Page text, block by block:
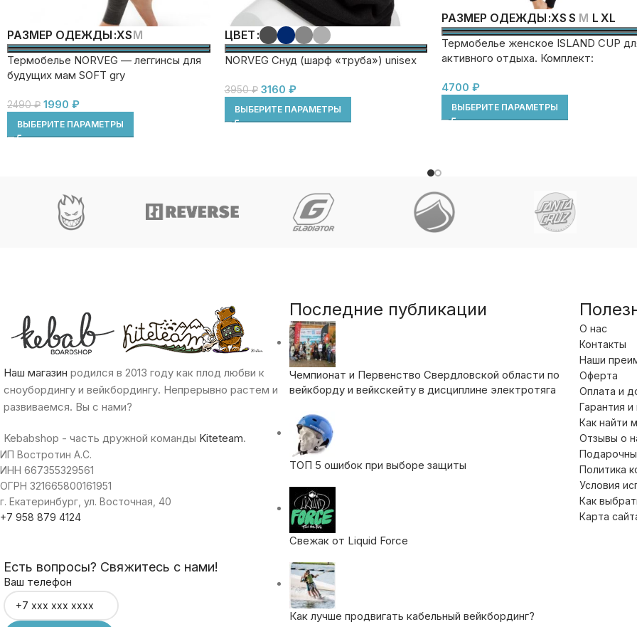
РАЗМЕР ОДЕЖДЫ XSM
Термобелье NORVEG — леггинсы для
будущих мам SOFT gry
2490₽ 1990 ₽
ВЫБЕРИТЕ ПАРАМЕТРЫ
ЦВЕТ
NORVEG Снуд (шарф «труба») unisex
3950₽ 3160 ₽
ВЫБЕРИТЕ ПАРАМЕТРЫ
РАЗМЕР ОДЕЖДЫ XS S M L XL
Термобелье женское ISLAND CUP
активного отдыха. Комплект:
4700 ₽
ВЫБЕРИТЕ ПАРАМЕТРЫ
Наш магазин родился в 2013 году как плод любви к
сноубордингу и вейкбордингу. Непрерывно растем и
развиваемся. Вы с нами?
Kebabshop - часть дружной команды Kiteteam.
ИП Востротин А.С.
ИНН 667355329561
ОГРН 321665800161951
г. Екатеринбург, ул. Восточная, 40
+7 958 879 4124
Есть вопросы? Свяжитесь с нами!
Ваш телефон
Последние публикации
Чемпионат и Первенство Свердловской области по
вейкборду и вейкскейту в дисциплине электротяга
ТОП 5 ошибок при выборе защиты
Свежак от Liquid Force
Как лучше продвигать кабельный вейкбординг?
О нас
Контакты
Наши
Оферта
Оплата и
Гарантия и
Как найти
Отзывы о
Политика
Условия
Как
Карта